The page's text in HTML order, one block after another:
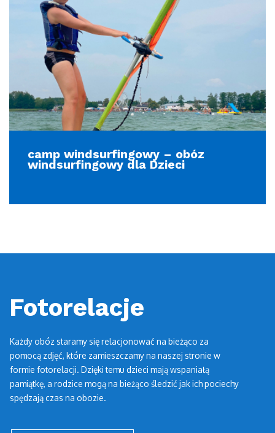
camp windsurfingowy – obóz
windsurfingowy dla Dzieci
Fotorelacje
Każdy obóz staramy się relacjonować na bieżąco za
pomocą zdjęć, które zamieszczamy na naszej stronie w
formie fotorelacji. Dzięki temu dzieci mają wspaniałą
pamiątkę, a rodzice mogą na bieżąco śledzić jak ich pociechy
spędzają czas na obozie.